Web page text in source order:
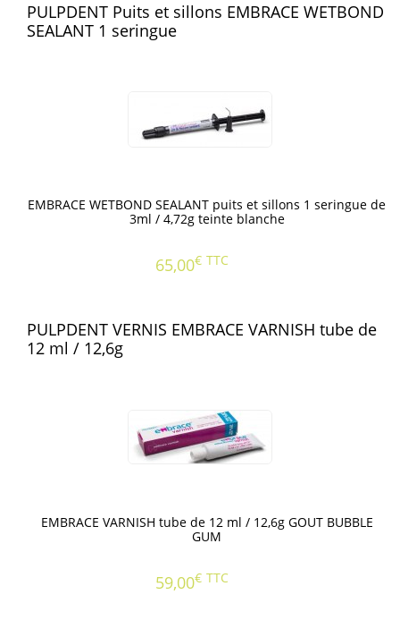
PULPDENT Puits et sillons EMBRACE WETBOND
SEALANT 1 seringue
EMBRACE WETBOND SEALANT puits et sillons 1 seringue de
3ml / 4,72g teinte blanche
65,00€ TTC
PULPDENT VERNIS EMBRACE VARNISH tube de
12 ml / 12,6g
EMBRACE VARNISH tube de 12 ml / 12,6g GOUT BUBBLE
GUM
59,00€ TTC